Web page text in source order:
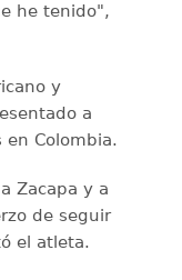
he tenido",
y
a
en Colombia.
Zacapa y a
de seguir
el atleta.